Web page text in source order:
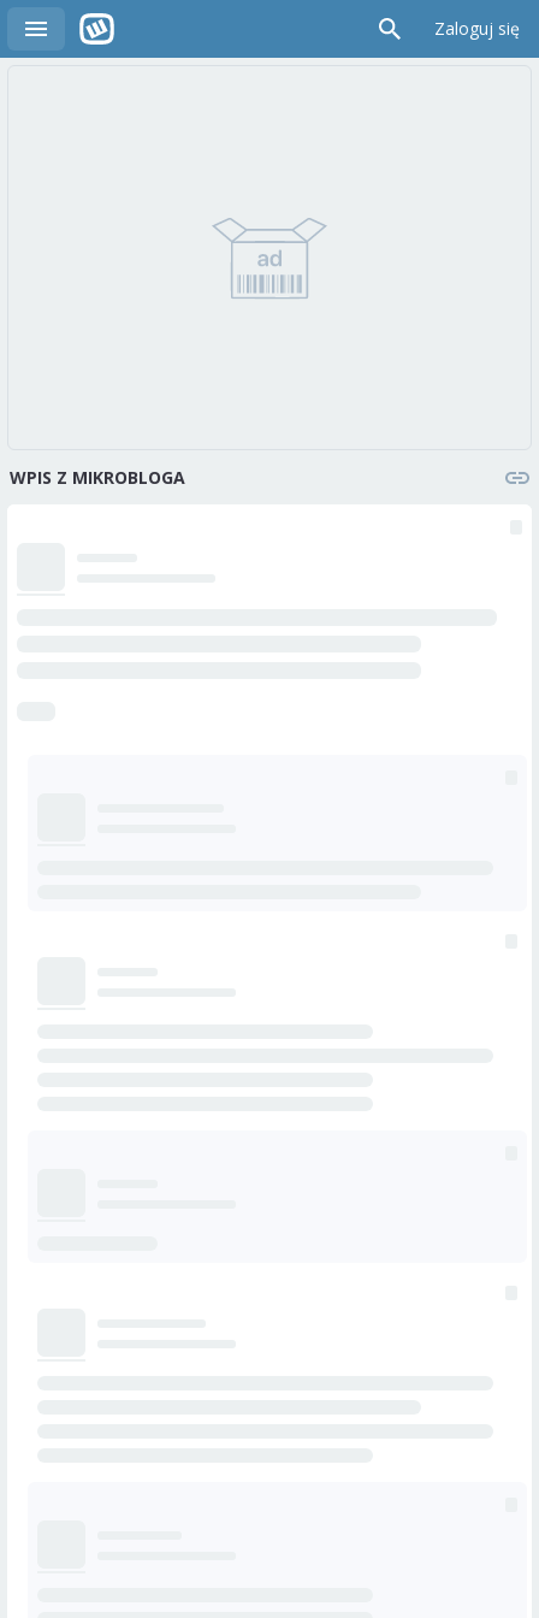
Zaloguj się
WPIS Z MIKROBLOGA